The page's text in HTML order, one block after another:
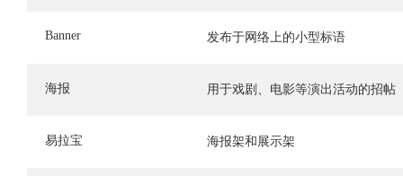
Banner 发布于网络上的小型标语
海报 用于戏剧、电影等演出活动的招帖
易拉宝 海报架和展示架